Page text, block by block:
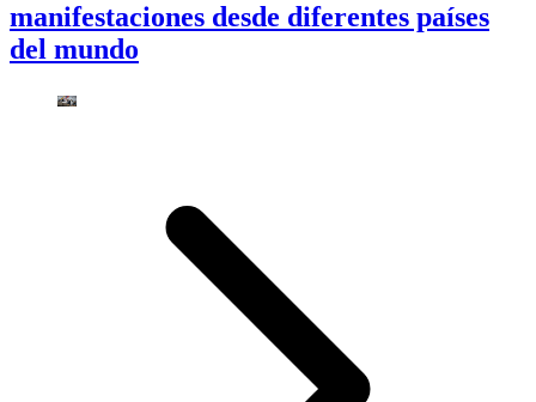
manifestaciones desde diferentes países
del mundo